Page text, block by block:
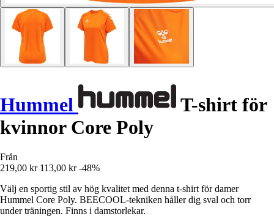
Hummel
T-shirt för
kvinnor Core Poly
Från
219,00 kr 113,00 kr -48%
Välj en sportig stil av hög kvalitet med denna t-shirt för damer
Hummel Core Poly. BEECOOL-tekniken håller dig sval och torr
under träningen. Finns i damstorlekar.